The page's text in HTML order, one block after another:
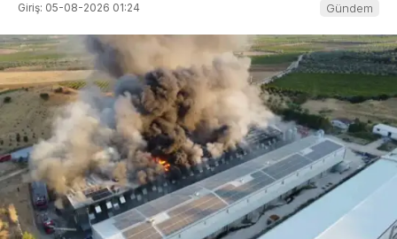
Giriş: 05-08-2026 01:24 Gündem